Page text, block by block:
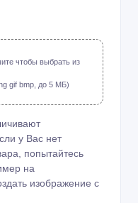
чтобы выбрать из
gif bmp, до 5 МБ)
у Вас нет
попытайтесь
на
изображение с